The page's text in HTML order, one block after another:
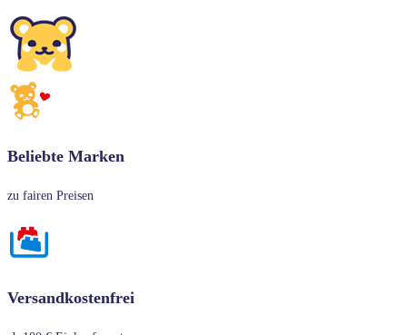
Beliebte Marken
zu fairen Preisen
Versandkostenfrei